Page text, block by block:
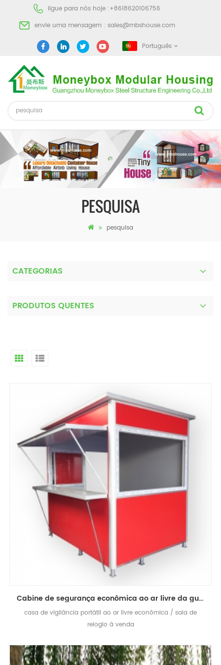
ligue para nós hoje :+8618620106756
envie uma mensagem : sales@mbshouse.com
Português
PESQUISA
pesquisa
CATEGORIAS
PRODUTOS QUENTES
Cabine de segurança econômica ao ar livre da guarda de casa
casa de vigilância portátil ao ar livre econômica / sala de
relogio à venda